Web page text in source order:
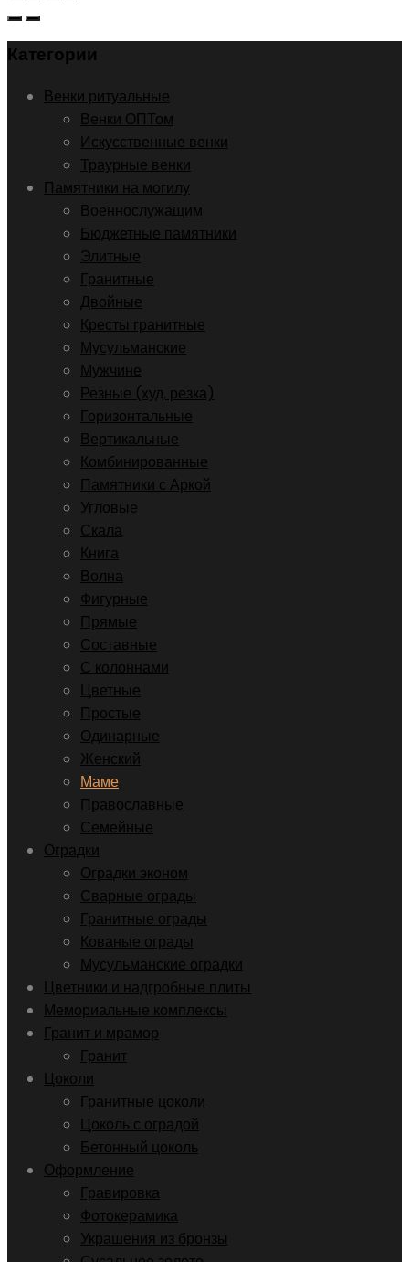
Категории
Венки ритуальные
Венки ОПТом
Искусственные венки
Траурные венки
Памятники на могилу
Военнослужащим
Бюджетные памятники
Элитные
Гранитные
Двойные
Кресты гранитные
Мусульманские
Мужчине
Резные (худ. резка)
Горизонтальные
Вертикальные
Комбинированные
Памятники с Аркой
Угловые
Скала
Книга
Волна
Фигурные
Прямые
Составные
С колоннами
Цветные
Простые
Одинарные
Женский
Маме
Православные
Семейные
Оградки
Оградки эконом
Сварные ограды
Гранитные ограды
Кованые ограды
Мусульманские оградки
Цветники и надгробные плиты
Мемориальные комплексы
Гранит и мрамор
Гранит
Цоколи
Гранитные цоколи
Цоколь с оградой
Бетонный цоколь
Оформление
Гравировка
Фотокерамика
Украшения из бронзы